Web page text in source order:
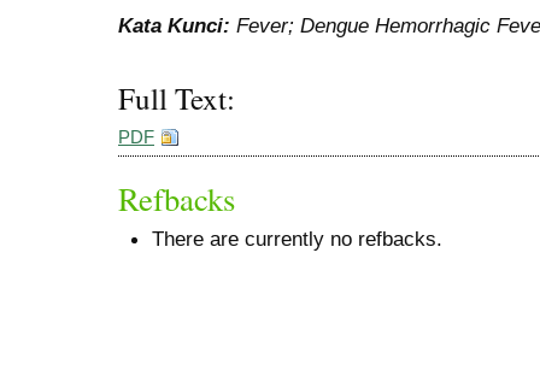
Kata Kunci: Fever; Dengue Hemorrhagic
Full Text:
PDF
Refbacks
There are currently no refbacks.